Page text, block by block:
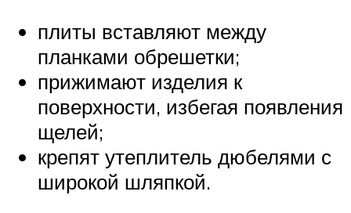
плиты вставляют между
планками обрешетки;
прижимают изделия к
поверхности, избегая появления
щелей;
крепят утеплитель дюбелями с
широкой шляпкой.